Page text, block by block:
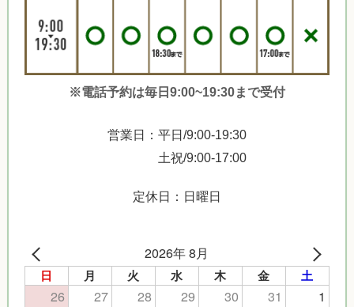
※電話予約は毎日9:00~19:30まで受付
営業日：平日/9:00-19:30
土祝/9:00-17:00
定休日：日曜日
2026年 8月
日 月 火 水 木 金 土
26 27 28 29 30 31
1